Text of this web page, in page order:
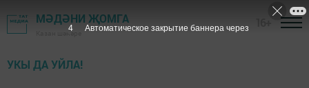
МӘДӘНИ ҖОМГА
Казан шәһәре
УКЫ ДА УЙЛА!
3 Автоматическое закрытие баннера через